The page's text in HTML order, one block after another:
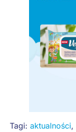
Tagi: aktualności,